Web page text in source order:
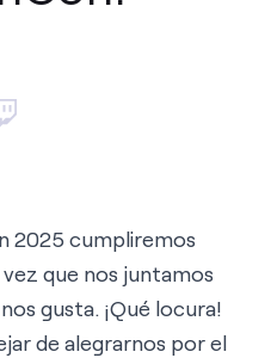
2025 cumpliremos
que nos juntamos
gusta. ¡Qué locura!
de alegrarnos por el